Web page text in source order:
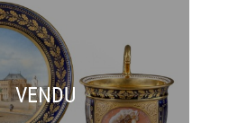
VENDU